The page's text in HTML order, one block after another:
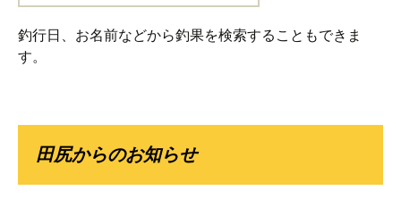
索:
釣行日、お名前などから釣果を検索することもできま
す。
田尻からのお知らせ